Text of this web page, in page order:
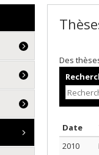
Des
Date
2010